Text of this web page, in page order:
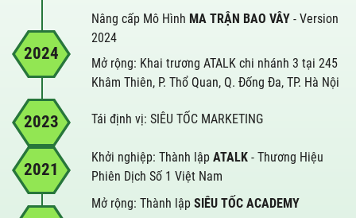
2024
Nâng cấp Mô Hình MA TRẬN BAO VÂY - Version
2024
Mở rộng: Khai trương ATALK chi nhánh 3 tại 245
Khâm Thiên, P. Thổ Quan, Q. Đống Đa, TP. Hà Nội
2023 Tái định vị: SIÊU TỐC MARKETING
2021
Khởi nghiệp: Thành lập ATALK - Thương Hiệu
Phiên Dịch Số 1 Việt Nam
Mở rộng: Thành lập SIÊU TỐC ACADEMY